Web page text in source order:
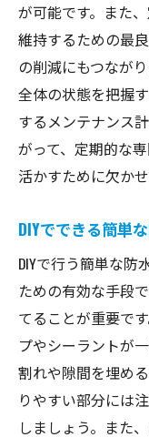
が可能です。また
維持するための最
の削減にもつなが
全体の状態を把握
するメンテナンス
がって、定期的な
活かすために欠か
DIYでできる簡単
DIYで行う簡単な防
ための有効な手段
てることが重要で
プやシーラントが
割れや隙間を埋め
りやすい部分には
しましょう。また